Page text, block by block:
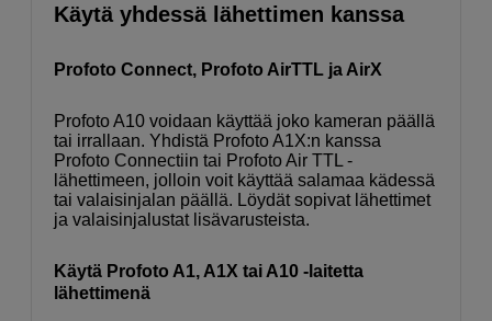
Käytä yhdessä lähettimen kanssa
Profoto Connect, Profoto AirTTL ja AirX
Profoto A10 voidaan käyttää joko kameran päällä
tai irrallaan. Yhdistä Profoto A1X:n kanssa
Profoto Connectiin tai Profoto Air TTL -
lähettimeen, jolloin voit käyttää salamaa kädessä
tai valaisinjalan päällä. Löydät sopivat lähettimet
ja valaisinjalustat lisävarusteista.
Käytä Profoto A1, A1X tai A10 -laitetta
lähettimenä